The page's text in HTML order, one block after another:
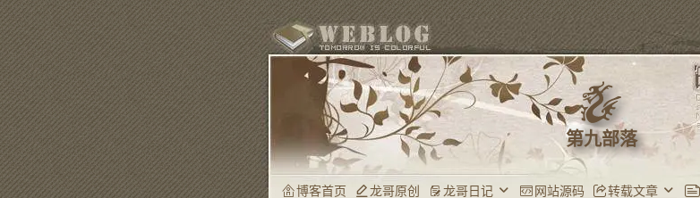
第九部落
博客首页 龙哥原创 龙哥日记 网站源码 转载文章